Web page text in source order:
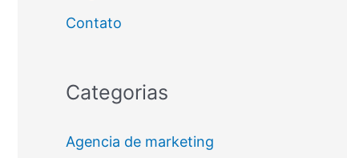
Contato
Categorias
Agencia de marketing